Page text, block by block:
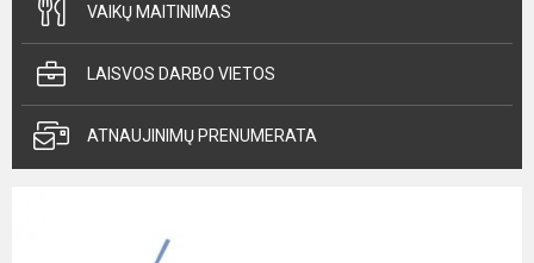
VAIKŲ MAITINIMAS
LAISVOS DARBO VIETOS
ATNAUJINIMŲ PRENUMERATA